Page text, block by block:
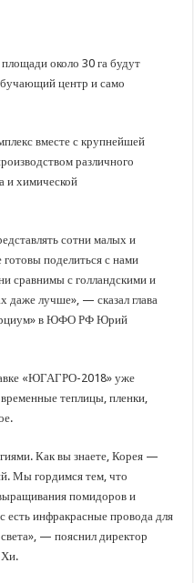
России
молодежный форум «Регион 93»
около 30 га будут
центр и само
вместе с крупнейшей
различного
и химической
сотни малых и
поделиться с нами
сравнимы с голландскими и
даже лучше», — сказал глава
в ЮФО РФ Юрий
«ЮГАГРО-2018» уже
теплицы, пленки,
Как вы знаете, Корея —
Мы гордимся тем, что
помидоров и
есть инфракрасные провода для
— пояснил директор
Хи.